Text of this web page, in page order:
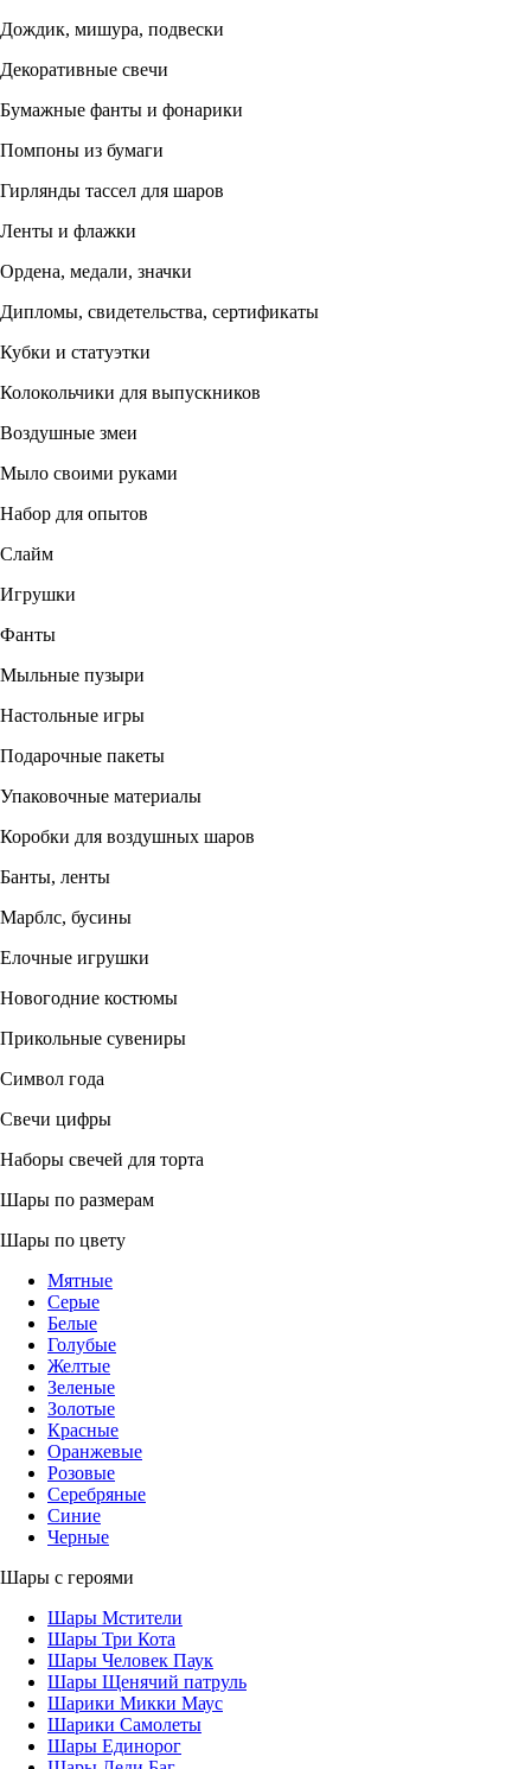
Дождик, мишура, подвески
Декоративные свечи
Бумажные фанты и фонарики
Помпоны из бумаги
Гирлянды тассел для шаров
Ленты и флажки
Ордена, медали, значки
Дипломы, свидетельства, сертификаты
Кубки и статуэтки
Колокольчики для выпускников
Воздушные змеи
Мыло своими руками
Набор для опытов
Слайм
Игрушки
Фанты
Мыльные пузыри
Настольные игры
Подарочные пакеты
Упаковочные материалы
Коробки для воздушных шаров
Банты, ленты
Марблс, бусины
Елочные игрушки
Новогодние костюмы
Прикольные сувениры
Символ года
Свечи цифры
Наборы свечей для торта
Шары по размерам
Шары по цвету
Мятные
Серые
Белые
Голубые
Желтые
Зеленые
Золотые
Красные
Оранжевые
Розовые
Серебряные
Синие
Черные
Шары с героями
Шары Мстители
Шары Три Кота
Шары Человек Паук
Шары Щенячий патруль
Шарики Микки Маус
Шарики Самолеты
Шары Единорог